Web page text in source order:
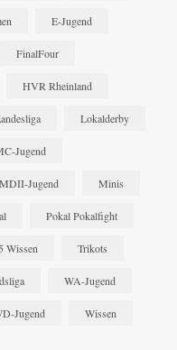
E-Jugend
FinalFour
HVR Rheinland
Lokalderby
Jugend
MDII-Jugend Minis
Pokal Pokalfight
Wissen Trikots
WA-Jugend
Jugend Wissen